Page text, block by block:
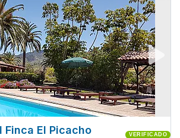
Finca El Picacho
VERIFICADO